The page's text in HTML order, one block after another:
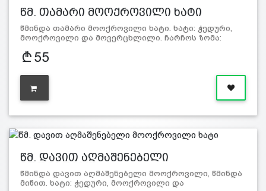
წმ. თამარი მოოქროვილი ხატი
წმინდა თამარი მოოქროვილი ხატი. ხატი: ჭედური,
მოოქროვილი და მოვერცხლილი. ჩარჩოს ზომა:
55
წმ. დავით აღმაშენებელი
წმინდა დავით აღმაშენებელი მოოქროვილი, წმინდა
მიწით. ხატი: ჭედური, მოოქროვილი და